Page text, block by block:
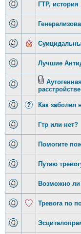
ГТР,
Лучшие
расстройстве
Как заболел
Гтр или нет?
Помогите
Путаю
Возможно ли
Тревога по